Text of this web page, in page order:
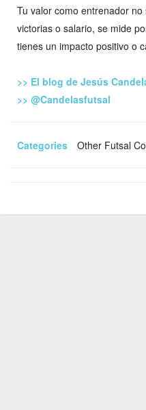
Tu valor como entrenador
victorias o salario, se mide
tienes un impacto positivo o
>> El blog de Jesús
>> @Candelasfutsal
Categories Other Futsal